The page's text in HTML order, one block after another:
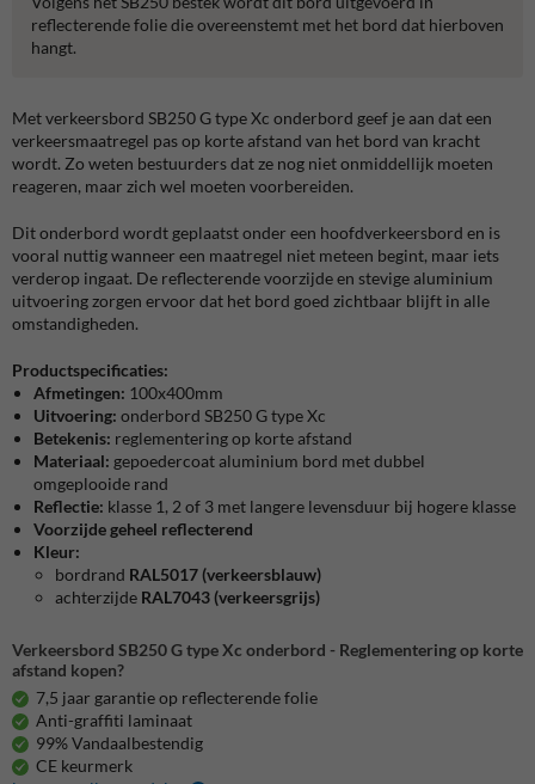
reflecterende folie die overeenstemt met het bord dat hierboven
hangt.
Met verkeersbord SB250 G type Xc onderbord geef je aan dat een
verkeersmaatregel pas op korte afstand van het bord van kracht
wordt. Zo weten bestuurders dat ze nog niet onmiddellijk moeten
reageren, maar zich wel moeten voorbereiden.
Dit onderbord wordt geplaatst onder een hoofdverkeersbord en is
vooral nuttig wanneer een maatregel niet meteen begint, maar iets
verderop ingaat. De reflecterende voorzijde en stevige aluminium
uitvoering zorgen ervoor dat het bord goed zichtbaar blijft in alle
omstandigheden.
Productspecificaties:
Afmetingen: 100x400mm
Uitvoering: onderbord SB250 G type Xc
Betekenis: reglementering op korte afstand
Materiaal: gepoedercoat aluminium bord met dubbel
omgeplooide rand
Reflectie: klasse 1, 2 of 3 met langere levensduur bij hogere klasse
Voorzijde geheel reflecterend
Kleur:
bordrand RAL5017 (verkeersblauw)
achterzijde RAL7043 (verkeersgrijs)
Verkeersbord SB250 G type Xc onderbord - Reglementering op korte
afstand kopen?
7,5 jaar garantie op reflecterende folie
Anti-graffiti laminaat
99% Vandaalbestendig
CE keurmerk